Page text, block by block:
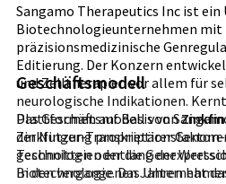
Sangamo Therapeutics Inc ist ein
Biotechnologieunternehmen mit
präzisionsmedizinische
Editierung. Der Konzern
und Zelltherapien vor allem für
neurologische Indikationen.
Plattformen auf Basis von
Zinkfinger-
geschnitten oder die
In den vergangenen Jahren hat
Geschäftsmodell
Das Geschäftsmodell von
der Nutzung proprietärer
Technologien entlang der
Biotechnologie. Das